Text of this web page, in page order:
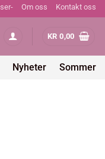
Om oss Kontakt oss
KR 0,00
Nyheter Sommer